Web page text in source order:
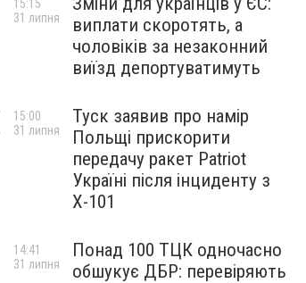
виплати скоротять, а
чоловіків за незаконний
виїзд депортуватимуть
15:15
31 липня
Туск заявив про намір
Польщі прискорити
передачу ракет Patriot
Україні після інциденту з
Х-101
15:00
31 липня
Понад 100 ТЦК одночасно
обшукує ДБР: перевіряють
14:41
31 липня